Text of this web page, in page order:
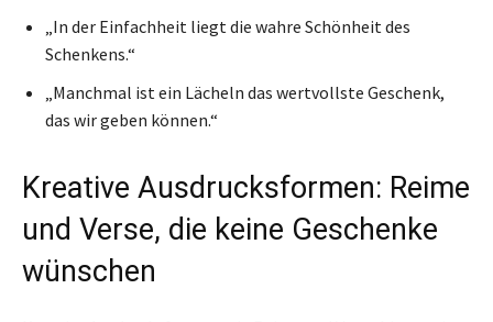
„In der Einfachheit liegt die wahre Schönheit des
Schenkens.“
„Manchmal ist ein Lächeln das wertvollste Geschenk,
das wir geben können.“
Kreative Ausdrucksformen: Reime
und Verse, die keine Geschenke
wünschen